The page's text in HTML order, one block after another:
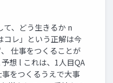
て、どう生きるか n
コレ」という正解は今
仕事をつくることが
想 l これは、1人目QA
をつくるうえで大事